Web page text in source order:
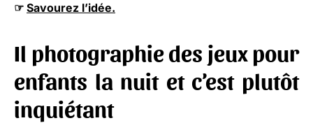
☞ Savourez l’idée.
Il photographie des jeux pour
enfants la nuit et c’est plutôt
inquiétant